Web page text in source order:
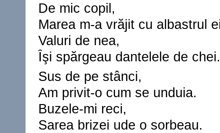
De mic copil,
Marea m-a vrăjit cu albastrul
Valuri de nea,
Îşi spărgeau dantelele de chei.
Sus de pe stânci,
Am privit-o cum se unduia.
Buzele-mi reci,
Sarea brizei ude o sorbeau.